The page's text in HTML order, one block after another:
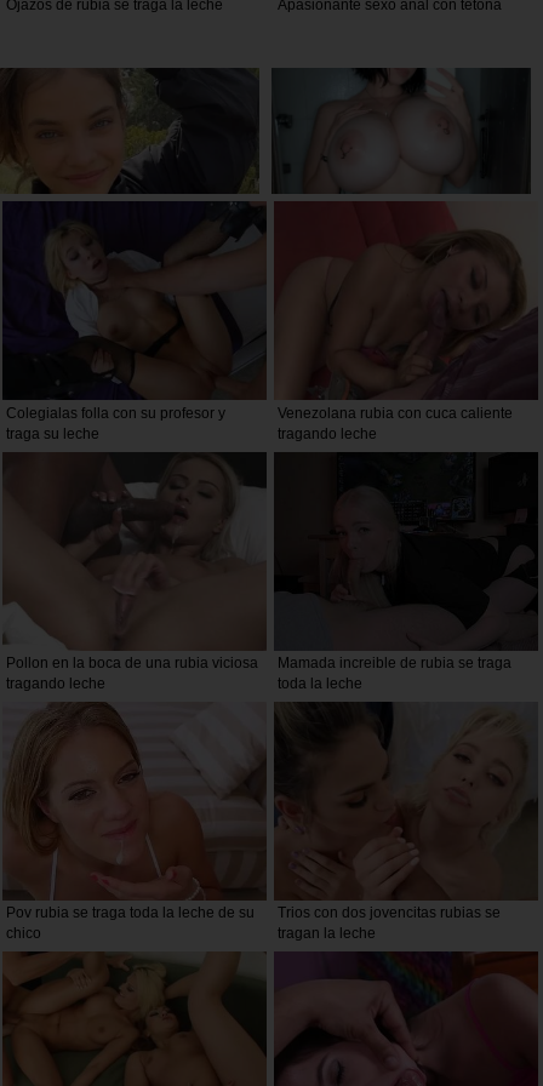
Ojazos de rubia se traga la leche Apasionante sexo anal con tetona
Colegialas folla con su profesor y
traga su leche
Venezolana rubia con cuca caliente
tragando leche
Pollon en la boca de una rubia viciosa
tragando leche
Mamada increible de rubia se traga
toda la leche
Pov rubia se traga toda la leche de su
chico
Trios con dos jovencitas rubias se
tragan la leche